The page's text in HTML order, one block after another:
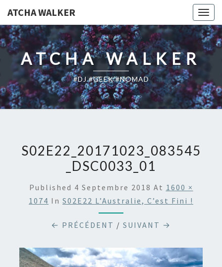
ATCHA WALKER
ATCHA WALKER
#DJ #GEEK #NOMAD
S02E22_20171023_083545
_DSC0033_01
Published 4 Septembre 2018 At 1600 ×
1074 In S02E22 L’Australie, C’est Fini !
← PRÉCÉDENT / SUIVANT →